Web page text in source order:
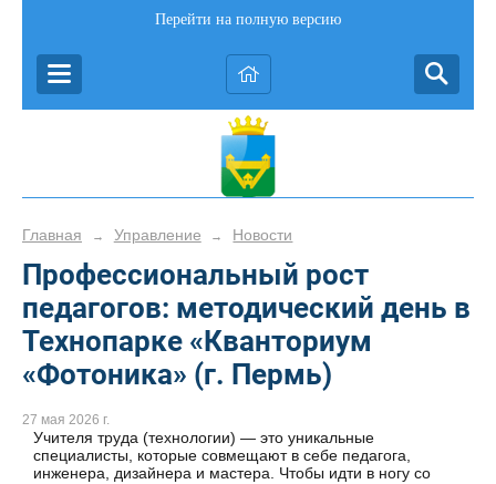
Перейти на полную версию
Главная → Управление → Новости
Профессиональный рост
педагогов: методический день в
Технопарке «Кванториум
«Фотоника» (г. Пермь)
27 мая 2026 г.
Учителя труда (технологии) — это уникальные
специалисты, которые совмещают в себе педагога,
инженера, дизайнера и мастера. Чтобы идти в ногу со